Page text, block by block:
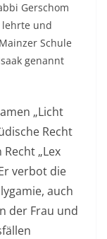
Gerschom
lehrte und
Schule
genannt
„Licht
Recht
„Lex
verbot die
auch
der Frau und